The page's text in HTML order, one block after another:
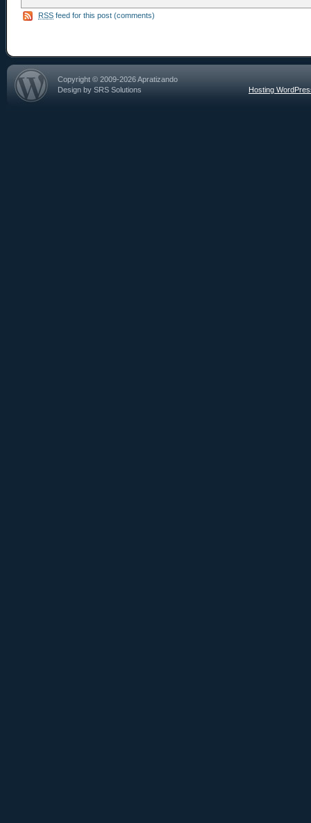
RSS feed for this post (comments)
Copyright © 2009-2026 Apratizando
Design by SRS Solutions
Hosting